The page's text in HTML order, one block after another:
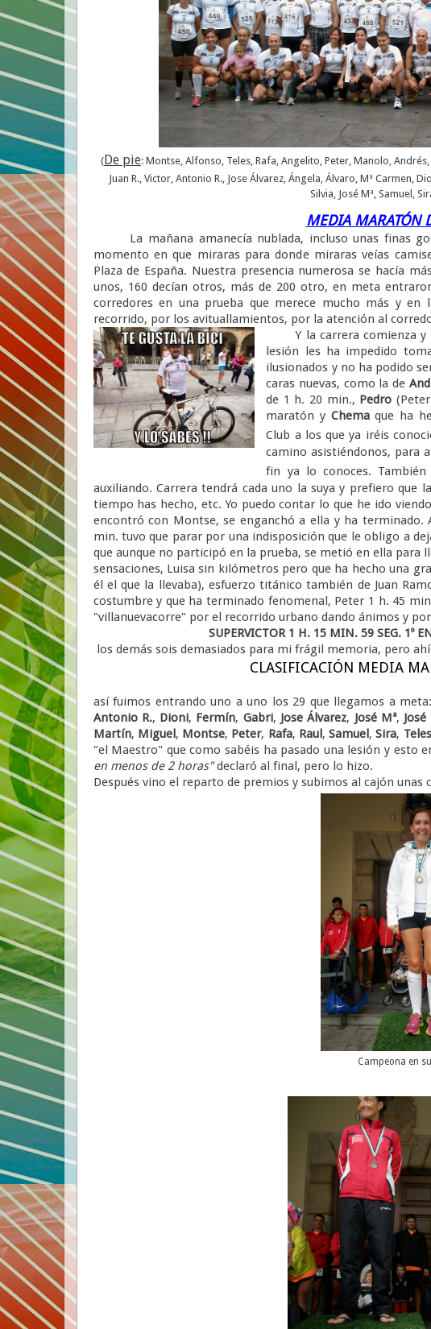
(De pie: Montse, Alfonso, Teles, Rafa, Angelito, Peter, Manolo,
Juan R., Victor, Antonio R., Jose Álvarez, Ángela, Álvaro, Mª Carmen,
Silvia, José Mª, Samuel,
MEDIA MARATÓN
La mañana amanecía nublada, incluso unas finas
momento en que miraras para donde miraras veías
Plaza de España. Nuestra presencia numerosa se hacía
unos, 160 decían otros, más de 200 otro, en meta
corredores en una prueba que merece mucho más y
recorrido, por los avituallamientos, por la atención al
Y la carrera comienza y
lesión les ha impedido
ilusionados y no ha podido
caras nuevas, como la de
de 1 h. 20 min., Pedro
maratón y Chemaque ha
Club a los que ya iréis
camino asistiéndonos, para
fin ya lo conoces. También
auxiliando. Carrera tendrá cada uno la suya y prefiero
tiempo has hecho, etc. Yo puedo contar lo que he ido
encontró con Montse, se enganchó a ella y ha terminado.
min. tuvo que parar por una indisposición que le obligo a
que aunque no participó en la prueba, se metió en ella
sensaciones, Luisa sin kilómetros pero que ha hecho una
él el que la llevaba), esfuerzo titánico también de Juan
costumbre y que ha terminado fenomenal, Peter 1 h. 45
"villanuevacorre" por el recorrido urbano dando ánimos y
SUPERVICTOR 1 H. 15 MIN. 59 SEG. 1º
los demás sois demasiados para mi frágil memoria, pero
CLASIFICACIÓN MEDIA
así fuimos entrando uno a uno los 29 que llegamos a meta:
Antonio R., Dioni, Fermín, Gabri, Jose Álvarez, José Mª,
Martín, Miguel, Montse, Peter, Rafa, Raul, Samuel,Sira, Teles
"el Maestro" que como sabéis ha pasado una lesión y esto
en menos de 2 horas"declaró al final, pero lo hizo.
Después vino el reparto de premios y subimos al cajón unas
Campeona en